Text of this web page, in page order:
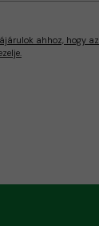
ahhoz, hogy az